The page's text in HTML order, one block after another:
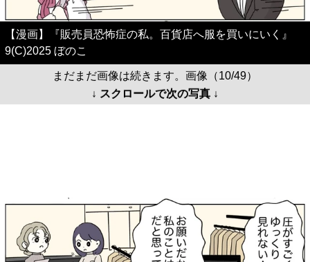
【漫画】『販売員恐怖症の私。百貨店へ服を買いにいく』
9(C)2025 ぼのこ
まだまだ画像は続きます。画像（10/49）
↓ スクロールで次の写真 ↓